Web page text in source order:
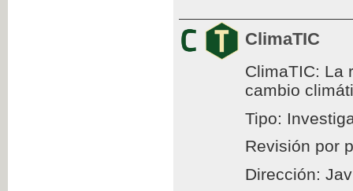
ClimaTIC
ClimaTIC: La
cambio
Tipo:
Revisión por
Dirección: